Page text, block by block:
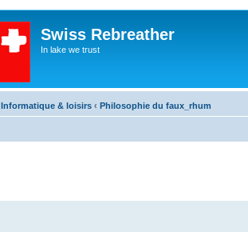
Swiss Rebreather
In lake we trust
Informatique & loisirs ‹ Philosophie du faux_rhum